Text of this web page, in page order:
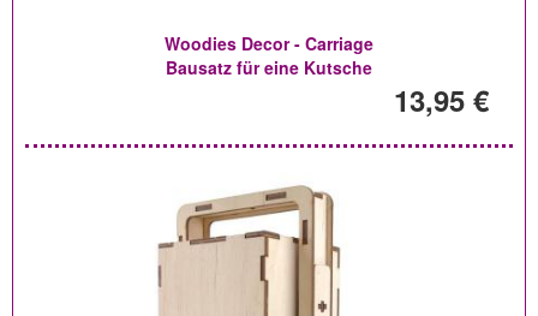
Woodies Decor - Carriage
Bausatz für eine Kutsche
13,95 €